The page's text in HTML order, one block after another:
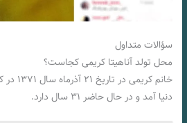
سؤالات متداول
محل تولد آناهیتا کریمی کجاست؟
خانم
دنیا آمد و در حال حاضر ۳۱ سال دارد.